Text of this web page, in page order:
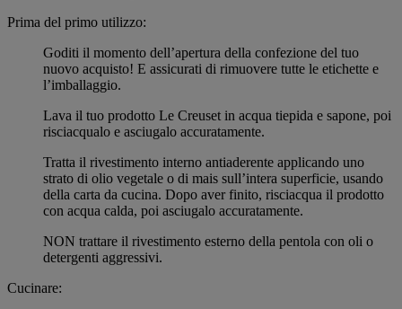
Prima del primo utilizzo:
Goditi il momento dell’apertura della confezione del tuo
nuovo acquisto! E assicurati di rimuovere tutte le etichette e
l’imballaggio.
Lava il tuo prodotto Le Creuset in acqua tiepida e sapone, poi
risciacqualo e asciugalo accuratamente.
Tratta il rivestimento interno antiaderente applicando uno
strato di olio vegetale o di mais sull’intera superficie, usando
della carta da cucina. Dopo aver finito, risciacqua il prodotto
con acqua calda, poi asciugalo accuratamente.
NON trattare il rivestimento esterno della pentola con oli o
detergenti aggressivi.
Cucinare: